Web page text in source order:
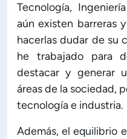
Tecnología,
aún existen barreras
hacerlas dudar de su
he trabajado para
destacar y generar
áreas de la sociedad,
tecnología e industria.
Además, el equilibrio